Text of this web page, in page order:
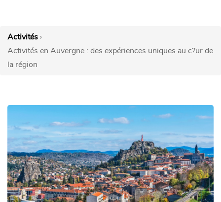
Activités ›
Activités en Auvergne : des expériences uniques au c?ur de
la région